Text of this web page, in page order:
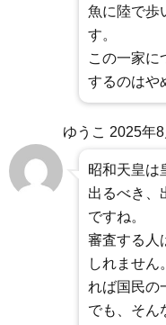
魚に陸で歩
す。
この一家に
するのはや
ゆうこ 2025年8
昭和天皇は
出るべき、
ですね。
審査する人
しれません
れば国民の
でも、そん